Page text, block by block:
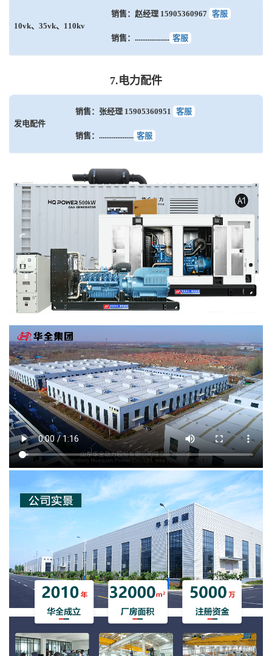
10vk、35vk、110kv
销售：赵经理 15905360967 客服
销售：................... 客服
7.电力配件
发电配件
销售：张经理 15905360951 客服
销售：................... 客服